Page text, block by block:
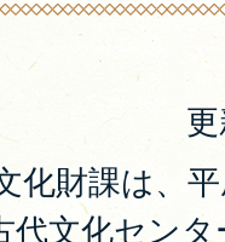
化財課は、
代文化セン